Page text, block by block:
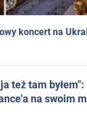
koncert na
też tam
na swoim